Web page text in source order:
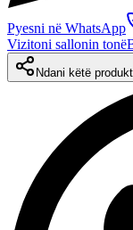
Pyesni në WhatsApp
Vizitoni sallonin tonë
Ndani këtë produkt